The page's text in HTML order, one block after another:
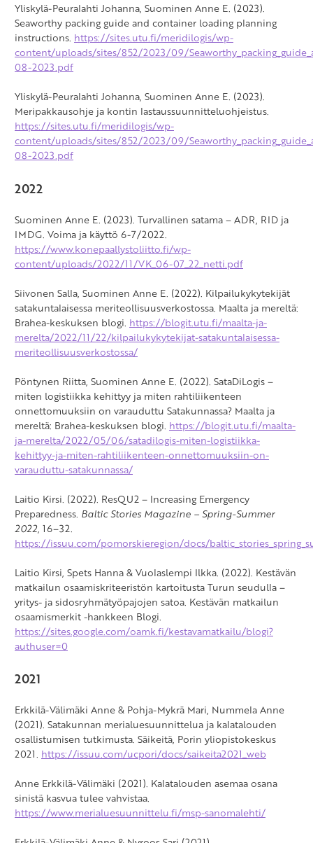
Yliskylä-Peuralahti Johanna, Suominen Anne E. (2023).
Seaworthy packing guide and container loading planning
instructions. https://sites.utu.fi/meridilogis/wp-
content/uploads/sites/852/2023/09/
08-2023.pdf
Yliskylä-Peuralahti Johanna, Suominen Anne E. (2023).
Meripakkausohje ja kontin lastaussuunnitteluohjeistus.
https://sites.utu.fi/meridilogis/wp-
content/uploads/sites/852/2023/09/
08-2023.pdf
2022
Suominen Anne E. (2023). Turvallinen satama – ADR, RID ja
IMDG. Voima ja käyttö 6-7/2022.
https://www.konepaallystoliitto.fi/wp-
content/uploads/2022/11/VK_06-07_22_netti.pdf
Siivonen Salla, Suominen Anne E. (2022). Kilpailukykytekijät
satakuntalaisessa meriteollisuusverkostossa. Maalta ja mereltä:
Brahea-keskuksen blogi. https://blogit.utu.fi/maalta-ja-
merelta/2022/11/22/kilpailukykytekijat-satakuntalaisessa-
meriteollisuusverkostossa/
Pöntynen Riitta, Suominen Anne E. (2022). SataDiLogis –
miten logistiikka kehittyy ja miten rahtiliikenteen
onnettomuuksiin on varauduttu Satakunnassa? Maalta ja
mereltä: Brahea-keskuksen blogi. https://blogit.utu.fi/maalta-
ja-merelta/2022/05/06/satadilogis-miten-logistiikka-
kehittyy-ja-miten-rahtiliikenteen-onnettomuuksiin-on-
varauduttu-satakunnassa/
Laitio Kirsi. (2022). ResQU2 – Increasing Emergency
Preparedness. Baltic Stories Magazine – Spring-Summer
2022, 16–32.
https://issuu.com/pomorskieregion/docs/
Laitio Kirsi, Spets Hanna & Vuolaslempi Ilkka. (2022). Kestävän
matkailun osaamiskriteeristön kartoitusta Turun seudulla –
yritys- ja sidosryhmätyöpajojen satoa. Kestävän matkailun
osaamismerkit -hankkeen Blogi.
https://sites.google.com/oamk.fi/kestavamatkailu/blogi?
authuser=0
2021
Erkkilä-Välimäki Anne & Pohja-Mykrä Mari, Nummela Anne
(2021). Satakunnan merialuesuunnittelua ja kalatalouden
osallistumisen tutkimusta. Säikeitä, Porin yliopistokeskus
2021. https://issuu.com/ucpori/docs/saikeita2021_web
Anne Erkkilä-Välimäki (2021). Kalatalouden asemaa osana
sinistä kasvua tulee vahvistaa.
https://www.merialuesuunnittelu.fi/msp-sanomalehti/